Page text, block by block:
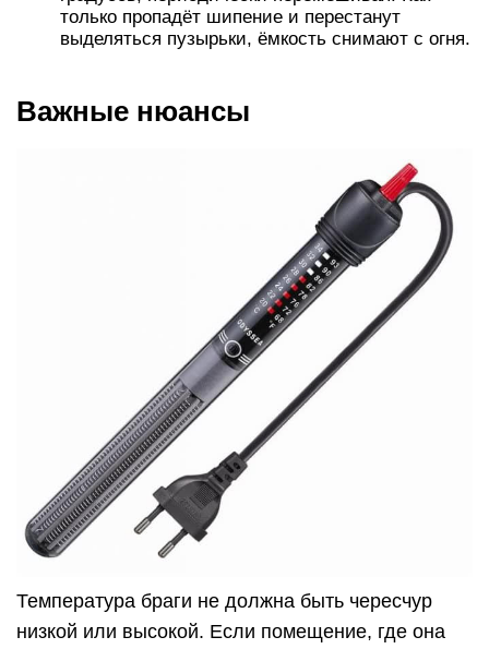
только пропадёт шипение и перестанут
выделяться пузырьки, ёмкость снимают с огня.
Важные нюансы
Температура браги не должна быть чересчур
низкой или высокой. Если помещение, где она